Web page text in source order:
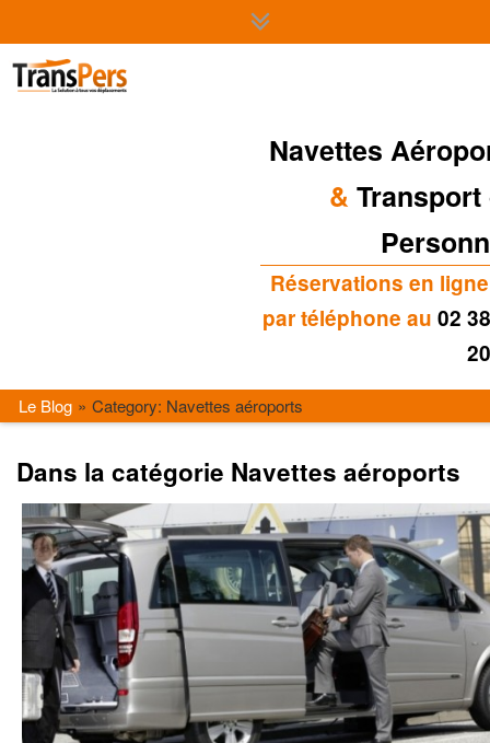
Navettes
& Transport
Réservations en
par téléphone au 02
Le Blog Category: Navettes aéroports
Dans la catégorie Navettes aéroports